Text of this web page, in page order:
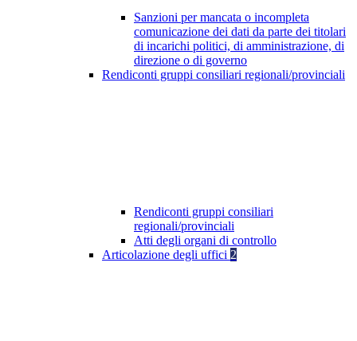
Sanzioni per mancata o incompleta
comunicazione dei dati da parte dei titolari
di incarichi politici, di amministrazione, di
direzione o di governo
Rendiconti gruppi consiliari regionali/provinciali
Rendiconti gruppi consiliari
regionali/provinciali
Atti degli organi di controllo
Articolazione degli uffici 2